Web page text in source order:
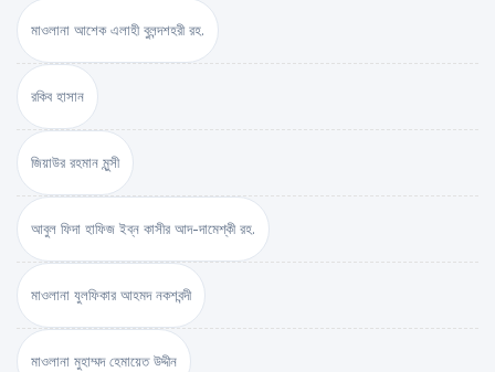
মাওলানা আশেক এলাহী বুলন্দশহরী রহ.
রকিব হাসান
জিয়াউর রহমান মুন্সী
আবুল ফিদা হাফিজ ইব্‌ন কাসীর আদ-দামেশ্‌কী রহ.
মাওলানা যুলফিকার আহমদ নকশবন্দী
মাওলানা মুহাম্মদ হেমায়েত উদ্দীন